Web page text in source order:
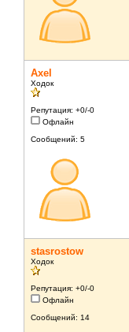
Axel
Ходок
Репутация: +0/-0
Офлайн
Сообщений: 5
stasrostow
Ходок
Репутация: +0/-0
Офлайн
Сообщений: 14